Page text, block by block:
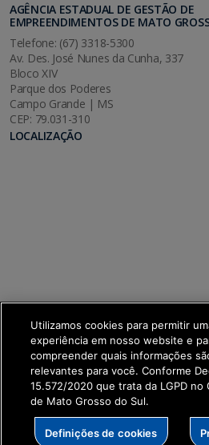
AGÊNCIA ESTADUAL DE GESTÃO DE
EMPREENDIMENTOS DE MATO
Telefone: (67) 3318-5300
Av. Des. José Nunes da Cunha, 337
Bloco XIV
Parque dos Poderes
Campo Grande | MS
CEP: 79.031-310
LOCALIZAÇÃO
SETDIG | Secretaria-
Digital
Utilizamos cookies para permitir
experiência em nosso website e
compreender quais informações
relevantes para você. Conforme
15.572/2020 que trata da LGPD no
de Mato Grosso do Sul.
Definições de cookies